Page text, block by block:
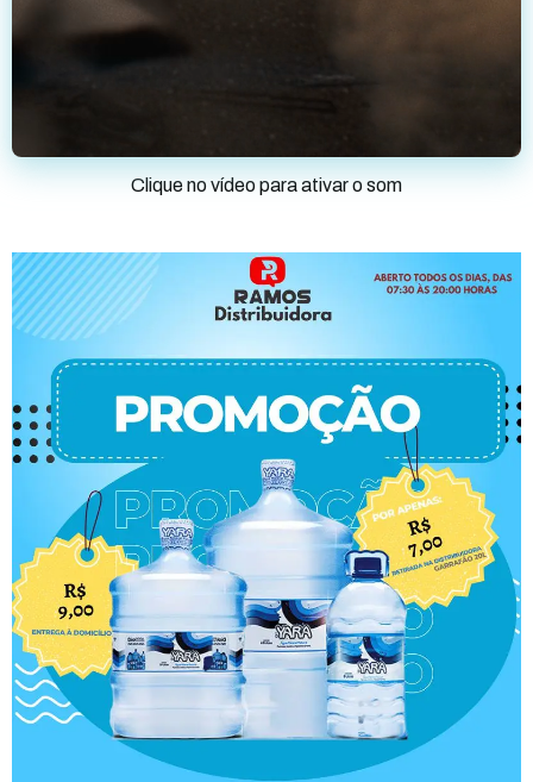
Clique no vídeo para ativar o som